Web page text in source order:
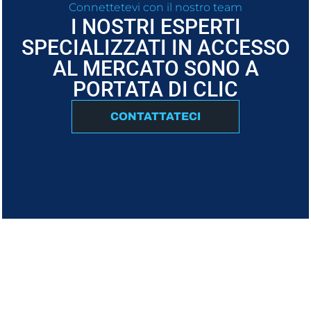
Connettetevi con il nostro team
I NOSTRI ESPERTI
SPECIALIZZATI IN ACCESSO
AL MERCATO SONO A
PORTATA DI CLIC
CONTATTATECI